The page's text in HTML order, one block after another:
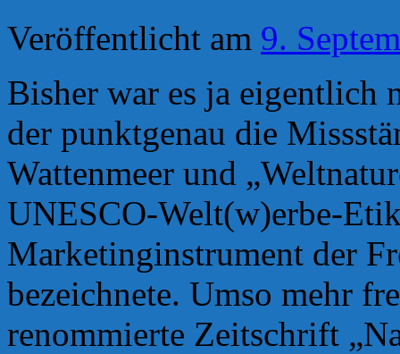
Veröffentlicht am 9.
Bisher war es ja eigentlich
der punktgenau die
Wattenmeer und
UNESCO-Welt(w)erbe-
Marketinginstrument der
bezeichnete. Umso mehr
renommierte Zeitschrift